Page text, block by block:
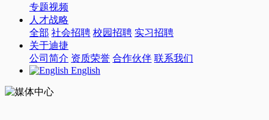
专题视频
人才战略
全部 社会招聘 校园招聘 实习招聘
关于迪捷
公司简介 资质荣誉 合作伙伴 联系我们
English